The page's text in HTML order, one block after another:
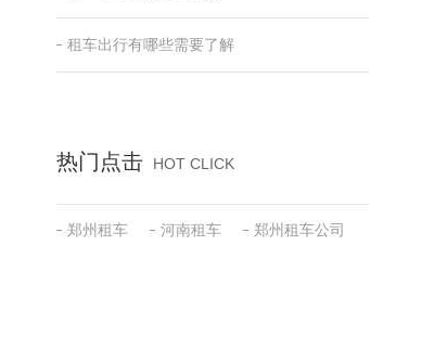
租车出行有哪些需要了解
热门点击 HOT CLICK
郑州租车 河南租车 郑州租车公司